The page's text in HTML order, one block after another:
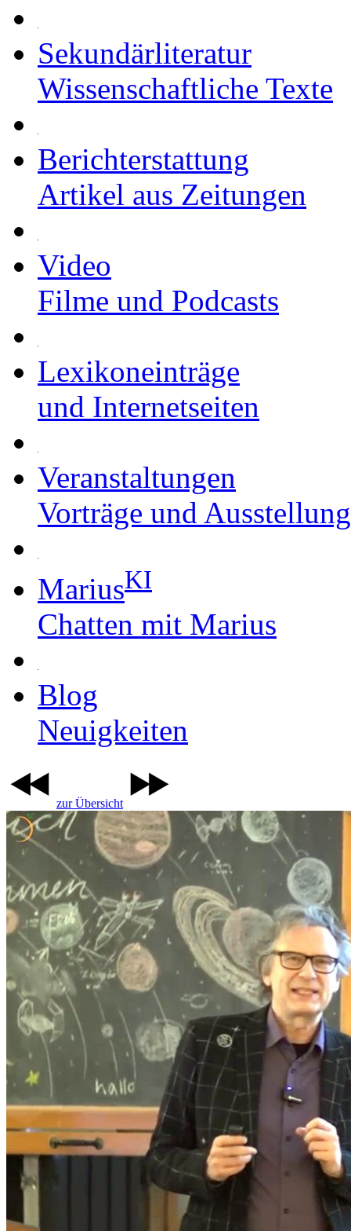
Sekundärliteratur
Wissenschaftliche Texte
Berichterstattung
Artikel aus Zeitungen
Video
Filme und Podcasts
Lexikoneinträge
und Internetseiten
Veranstaltungen
Vorträge und
MariusKI
Chatten mit Marius
Blog
Neuigkeiten
zur Übersicht